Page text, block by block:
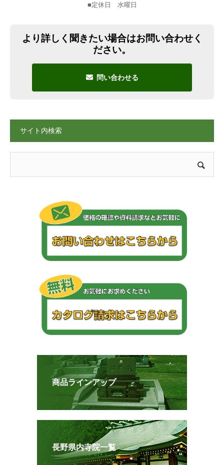
■定休日 水曜日
より詳しく聞きたい場合はお問い合わせく
ださい。
問い合わせる
サイト内検索
商品ラインアップ
長野県内寺院一覧